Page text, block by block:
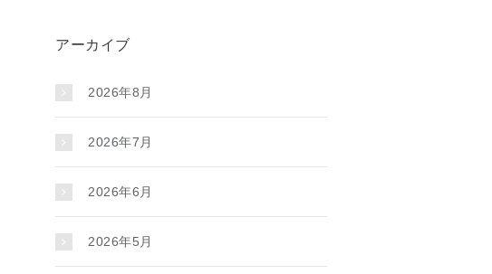
アーカイブ
2026年8月
2026年7月
2026年6月
2026年5月